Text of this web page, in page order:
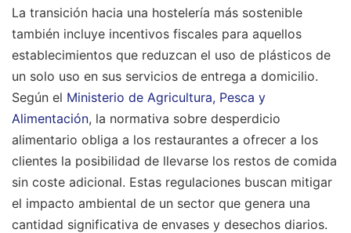
La transición hacia una hostelería más sostenible
también incluye incentivos fiscales para aquellos
establecimientos que reduzcan el uso de plásticos de
un solo uso en sus servicios de entrega a domicilio.
Según el Ministerio de Agricultura, Pesca y
Alimentación, la normativa sobre desperdicio
alimentario obliga a los restaurantes a ofrecer a los
clientes la posibilidad de llevarse los restos de comida
sin coste adicional. Estas regulaciones buscan mitigar
el impacto ambiental de un sector que genera una
cantidad significativa de envases y desechos diarios.